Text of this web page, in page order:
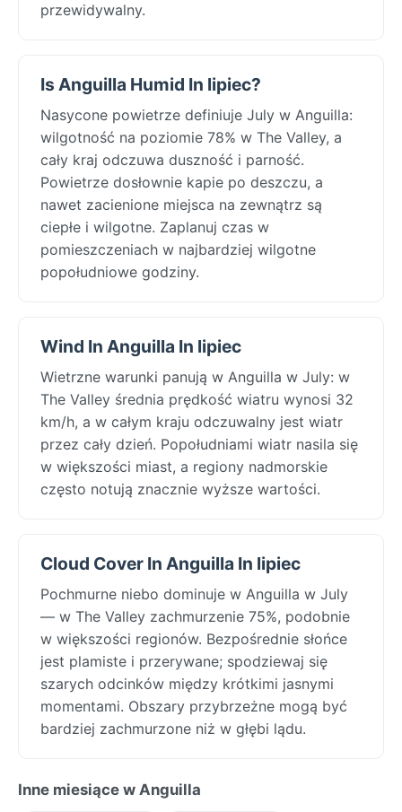
przewidywalny.
Is Anguilla Humid In lipiec?
Nasycone powietrze definiuje July w Anguilla:
wilgotność na poziomie 78% w The Valley, a
cały kraj odczuwa duszność i parność.
Powietrze dosłownie kapie po deszczu, a
nawet zacienione miejsca na zewnątrz są
ciepłe i wilgotne. Zaplanuj czas w
pomieszczeniach w najbardziej wilgotne
popołudniowe godziny.
Wind In Anguilla In lipiec
Wietrzne warunki panują w Anguilla w July: w
The Valley średnia prędkość wiatru wynosi 32
km/h, a w całym kraju odczuwalny jest wiatr
przez cały dzień. Popołudniami wiatr nasila się
w większości miast, a regiony nadmorskie
często notują znacznie wyższe wartości.
Cloud Cover In Anguilla In lipiec
Pochmurne niebo dominuje w Anguilla w July
— w The Valley zachmurzenie 75%, podobnie
w większości regionów. Bezpośrednie słońce
jest plamiste i przerywane; spodziewaj się
szarych odcinków między krótkimi jasnymi
momentami. Obszary przybrzeżne mogą być
bardziej zachmurzone niż w głębi lądu.
Inne miesiące w Anguilla